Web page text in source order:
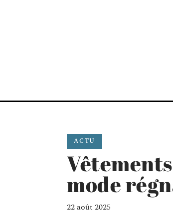
ACTU
mode
22 août 2025